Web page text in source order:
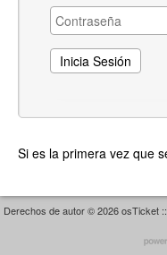
Si es la primera vez que
Derechos de autor © 2026 osTicket